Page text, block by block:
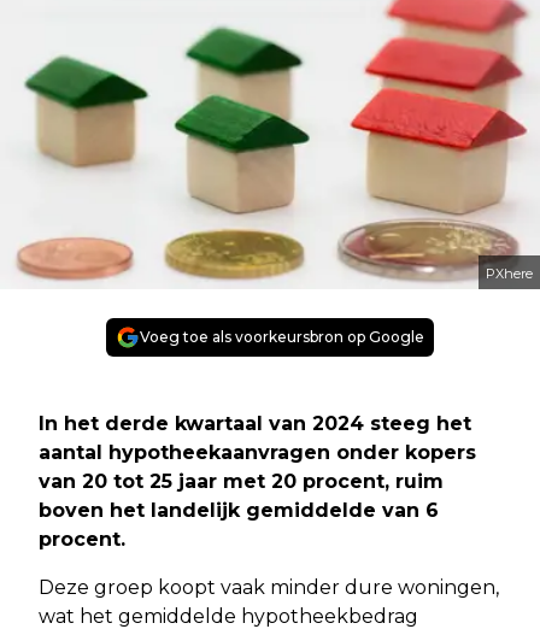
PXhere
Voeg toe als voorkeursbron op Google
In het derde kwartaal van 2024 steeg het
aantal hypotheekaanvragen onder kopers
van 20 tot 25 jaar met 20 procent, ruim
boven het landelijk gemiddelde van 6
procent.
Deze groep koopt vaak minder dure woningen,
wat het gemiddelde hypotheekbedrag